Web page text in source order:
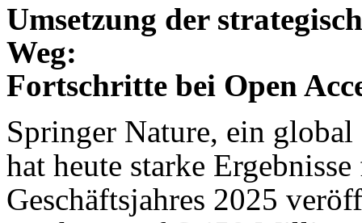
Umsetzung der
Weg:
Fortschritte bei Open
Springer Nature, ein
hat heute starke
Geschäftsjahres 2025